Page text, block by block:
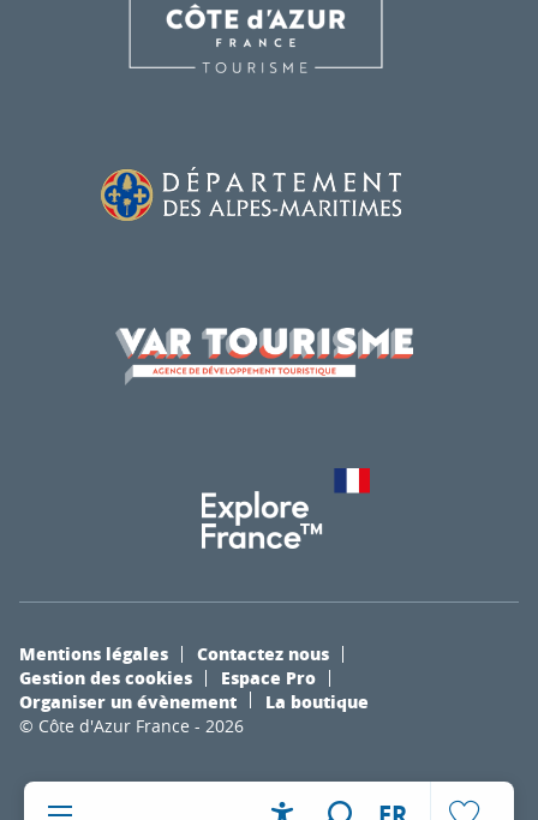
© Côte d'Azur France - 2026
Mentions légales
Contactez nous
Gestion des cookies
Espace Pro
Organiser un évènement
La boutique